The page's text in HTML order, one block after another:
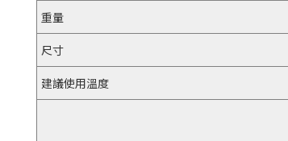
重量
尺寸
建議使用溫度